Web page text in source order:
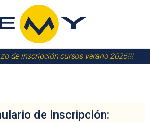
de inscripción cursos verano 2026!!!
de inscripción: